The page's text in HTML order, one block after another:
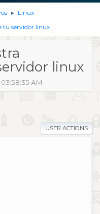
► Linux
tu servidor linux
linux
AM
USER ACTIONS